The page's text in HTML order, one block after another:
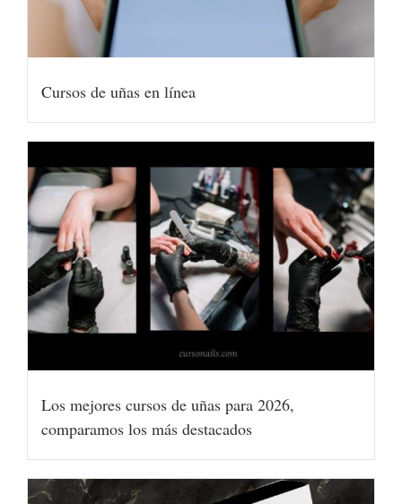
Cursos de uñas en línea
Los mejores cursos de uñas para 2026,
comparamos los más destacados